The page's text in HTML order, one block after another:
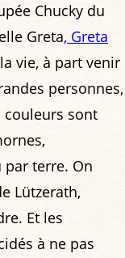
Chucky du
Greta, Greta
vie, à part venir
personnes,
couleurs sont
par terre. On
Lützerath,
Et les
à ne pas